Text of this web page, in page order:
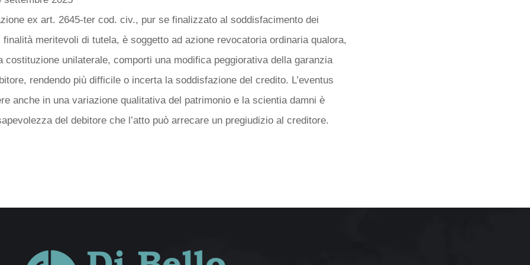
ex art. 2645-ter cod. civ., pur se finalizzato al soddisfacimento dei
meritevoli di tutela, è soggetto ad azione revocatoria ordinaria qualora,
costituzione unilaterale, comporti una modifica peggiorativa della garanzia
rendendo più difficile o incerta la soddisfazione del credito. L’eventus
anche in una variazione qualitativa del patrimonio e la scientia damni è
del debitore che l’atto può arrecare un pregiudizio al creditore.